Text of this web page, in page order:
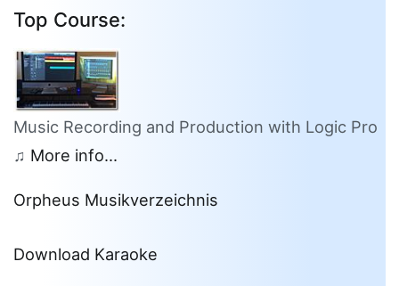
Top Course:
Music Recording and Production with Logic Pro
♫ More info...
Orpheus Musikverzeichnis
Download Karaoke